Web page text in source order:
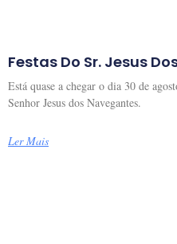
Festas Do Sr. Jesus
Está quase a chegar o dia 30 de
Senhor Jesus dos Navegantes.
Ler Mais